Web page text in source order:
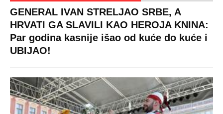
GENERAL IVAN STRELJAO SRBE, A
HRVATI GA SLAVILI KAO HEROJA KNINA:
Par godina kasnije išao od kuće do kuće i
UBIJAO!